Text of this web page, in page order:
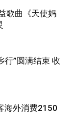
歌曲《天使妈
行”圆满结束 收
海外消费2150